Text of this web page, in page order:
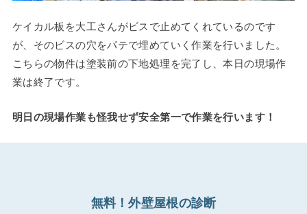
ケイカル板を大工さんがビスで止めてくれているのです
が、そのビスの穴をパテで埋めていく作業を行いました。
こちらの物件は塗装前の下地処理を完了し、本日の現場作
業は終了です。
明日の現場作業も怪我せず安全第一で作業を行います！
無料！外壁屋根の診断